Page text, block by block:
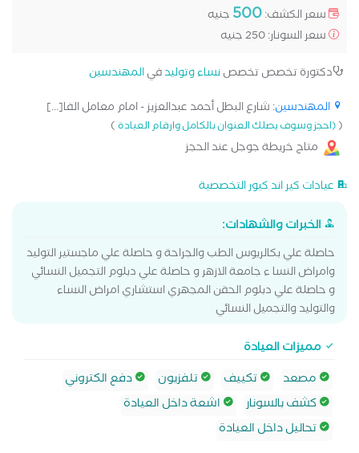
سعر الكشف:500 جنيه
سعر السونار: 250 جنيه
دكتورة تخصص تخصصنساء وتوليدفيالمهندسين
المهندسين: شارع البطل أحمد عبدالعزيز - امام معامل الفا[...]
((احجز وسوف يصلك العنوان بالكامل وارقام العيادة)
متاح خريطة جوجل عند الحجز
عيادات كير اند كيور التخصصية
الخبرات والشهادات:
حاصلة علي بكالريوس الطب والجراحة و حاصلة علي ماجستير التوليد
وامراض النسا ء جامعة الازهر و حاصلة علي دبلوم التجميل النسائي
و حاصلة علي دبلوم الحقن المجهري استشاري امراض النساء
والتوليد والتجميل النسائي
مميزات العيادة
مصعد
تكييف تلفزيون
دفع الكتروني
كشف بالسونار
اشعة داخل العيادة
تحاليل داخل العيادة